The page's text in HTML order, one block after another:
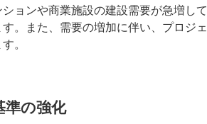
ョンや商業施設の建設需要が急増し
。また、需要の増加に伴い、プロジ
。
準の強化